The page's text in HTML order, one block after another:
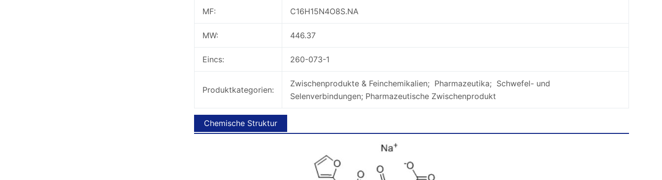
MF: C16H15N4O8S.NA
MW: 446.37
Eincs: 260-073-1
Produktkategorien:
Zwischenprodukte & Feinchemikalien; Pharmazeutika; Schwefel- und
Selenverbindungen; Pharmazeutische Zwischenprodukt
Chemische Struktur